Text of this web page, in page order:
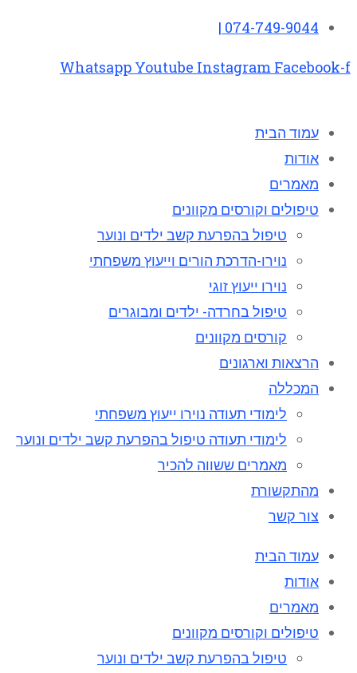
074-749-9044 |
Whatsapp Youtube Instagram Facebook-f
עמוד הבית
אודות
מאמרים
טיפולים וקורסים מקוונים
טיפול בהפרעת קשב ילדים ונוער
נוירו-הדרכת הורים וייעוץ משפחתי
נוירו ייעוץ זוגי
טיפול בחרדה- ילדים ומבוגרים
קורסים מקוונים
הרצאות וארגונים
המכללה
לימודי תעודה נוירו ייעוץ משפחתי
לימודי תעודה טיפול בהפרעת קשב ילדים ונוער
מאמרים ששווה להכיר
מהתקשורת
צור קשר
עמוד הבית
אודות
מאמרים
טיפולים וקורסים מקוונים
טיפול בהפרעת קשב ילדים ונוער